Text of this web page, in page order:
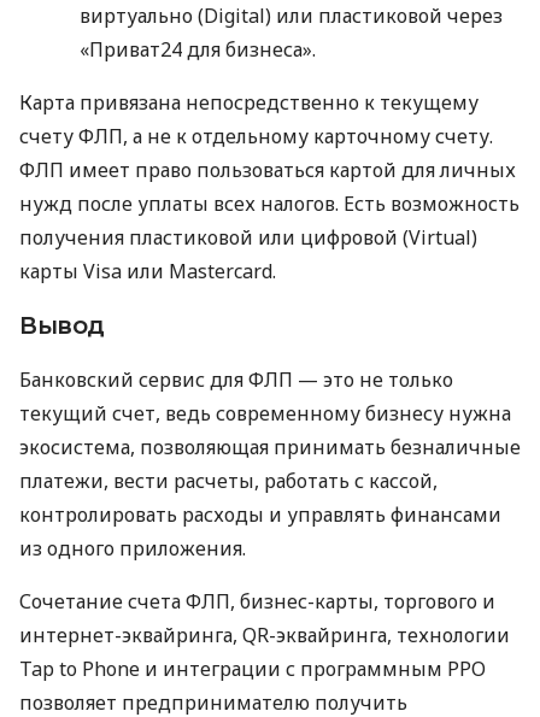
виртуально (Digital) или пластиковой через
«Приват24 для бизнеса».
Карта привязана непосредственно к текущему
счету ФЛП, а не к отдельному карточному счету.
ФЛП имеет право пользоваться картой для личных
нужд после уплаты всех налогов. Есть возможность
получения пластиковой или цифровой (Virtual)
карты Visa или Mastercard.
Вывод
Банковский сервис для ФЛП — это не только
текущий счет, ведь современному бизнесу нужна
экосистема, позволяющая принимать безналичные
платежи, вести расчеты, работать с кассой,
контролировать расходы и управлять финансами
из одного приложения.
Сочетание счета ФЛП, бизнес-карты, торгового и
интернет-эквайринга, QR-эквайринга, технологии
Tap to Phone и интеграции с программным РРО
позволяет предпринимателю получить